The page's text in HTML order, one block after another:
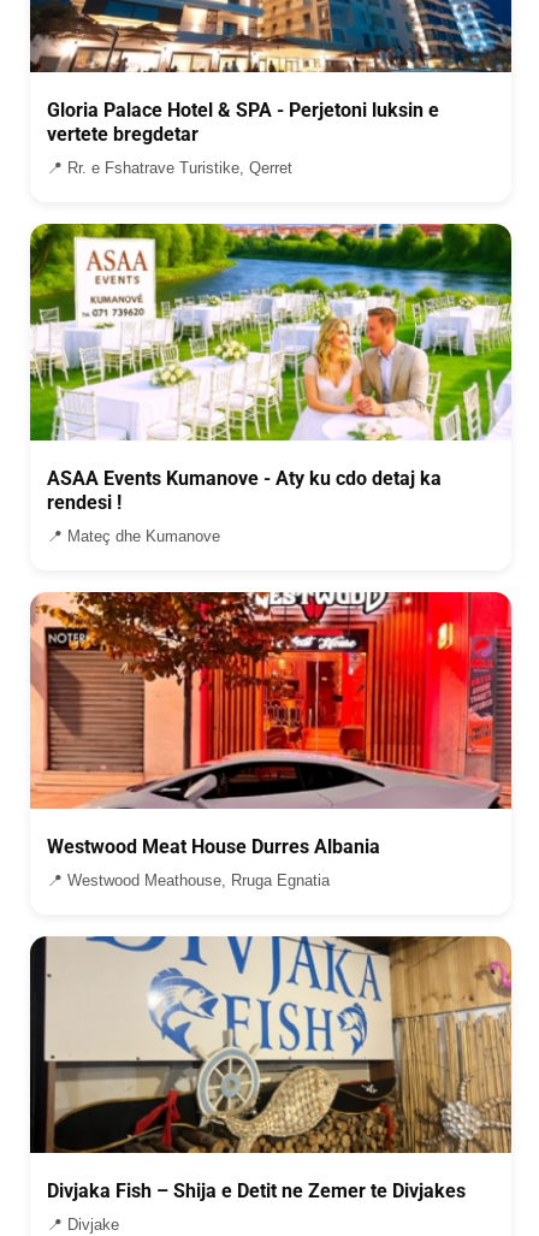
Gloria Palace Hotel & SPA - Perjetoni luksin e
vertete bregdetar
📍 Rr. e Fshatrave Turistike, Qerret
ASAA Events Kumanove - Aty ku cdo detaj ka
rendesi !
📍 Mateç dhe Kumanove
Westwood Meat House Durres Albania
📍 Westwood Meathouse, Rruga Egnatia
Divjaka Fish – Shija e Detit ne Zemer te Divjakes
📍 Divjake